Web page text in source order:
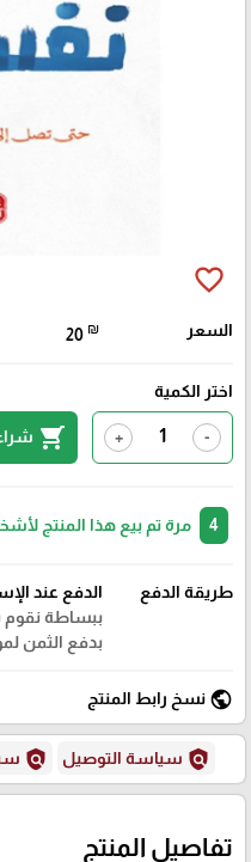
favorite_border
السعر 20 ₪
اختر الكمية
-
+
shopping_cart
مرة تم بيع هذا المنتج
طريقة الدفع
الدفع عند
ببساطة نقوم
بدفع الثمن
public نسخ رابط المنتج
policy سياسة التوصيل policy
تفاصيل المنتج